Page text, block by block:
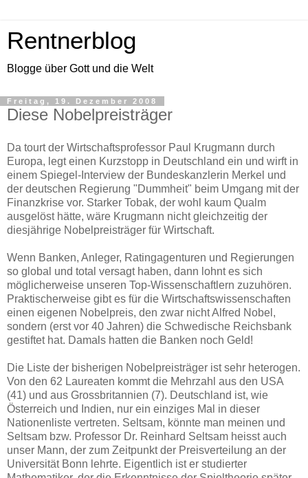
Rentnerblog
Blogge über Gott und die Welt
Freitag, 19. Dezember 2008
Diese Nobelpreisträger
Da tourt der Wirtschaftsprofessor Paul Krugmann durch
Europa, legt einen Kurzstopp in Deutschland ein und wirft in
einem Spiegel-Interview der Bundeskanzlerin Merkel und
der deutschen Regierung "Dummheit" beim Umgang mit der
Finanzkrise vor. Starker Tobak, der wohl kaum Qualm
ausgelöst hätte, wäre Krugmann nicht gleichzeitig der
diesjährige Nobelpreisträger für Wirtschaft.
Wenn Banken, Anleger, Ratingagenturen und Regierungen
so global und total versagt haben, dann lohnt es sich
möglicherweise unseren Top-Wissenschaftlern zuzuhören.
Praktischerweise gibt es für die Wirtschaftswissenschaften
einen eigenen Nobelpreis, den zwar nicht Alfred Nobel,
sondern (erst vor 40 Jahren) die Schwedische Reichsbank
gestiftet hat. Damals hatten die Banken noch Geld!
Die Liste der bisherigen Nobelpreisträger ist sehr heterogen.
Von den 62 Laureaten kommt die Mehrzahl aus den USA
(41) und aus Grossbritannien (7). Deutschland ist, wie
Österreich und Indien, nur ein einziges Mal in dieser
Nationenliste vertreten. Seltsam, könnte man meinen und
Seltsam bzw. Professor Dr. Reinhard Seltsam heisst auch
unser Mann, der zum Zeitpunkt der Preisverteilung an der
Universität Bonn lehrte. Eigentlich ist er studierter